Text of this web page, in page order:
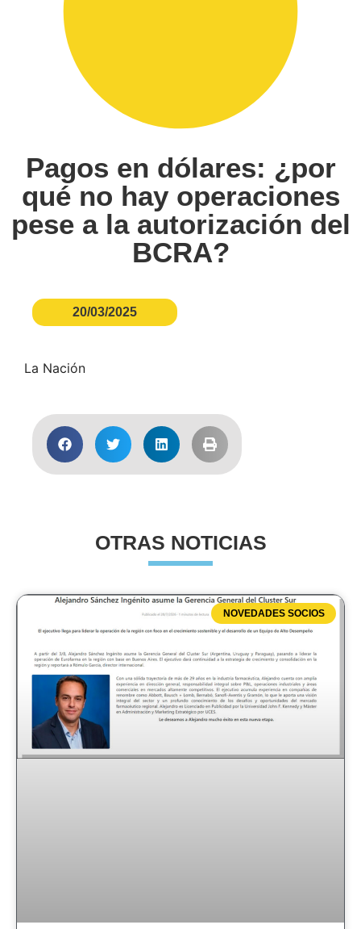
Pagos en dólares: ¿por
qué no hay operaciones
pese a la autorización del
BCRA?
20/03/2025
La Nación
OTRAS NOTICIAS
NOVEDADES SOCIOS